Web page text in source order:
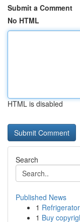
Submit a Comment
No HTML
HTML is disabled
Search
Published News
1
1 Buy